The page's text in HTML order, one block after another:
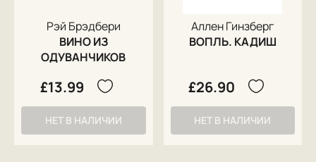
Рэй Брэдбери
ВИНО ИЗ
ОДУВАНЧИКОВ
£13.99
НЕТ В НАЛИЧИИ
Аллен Гинзберг
ВОПЛЬ. КАДИШ
£26.90
НЕТ В НАЛИЧИИ